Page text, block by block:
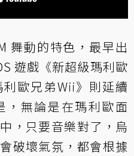
舞動的特色，最早出
遊戲《新超級瑪利歐
歐兄弟Wii》則延續
，無論是在瑪利歐面
，只要音樂對了，烏
破壞氣氛，都會根據